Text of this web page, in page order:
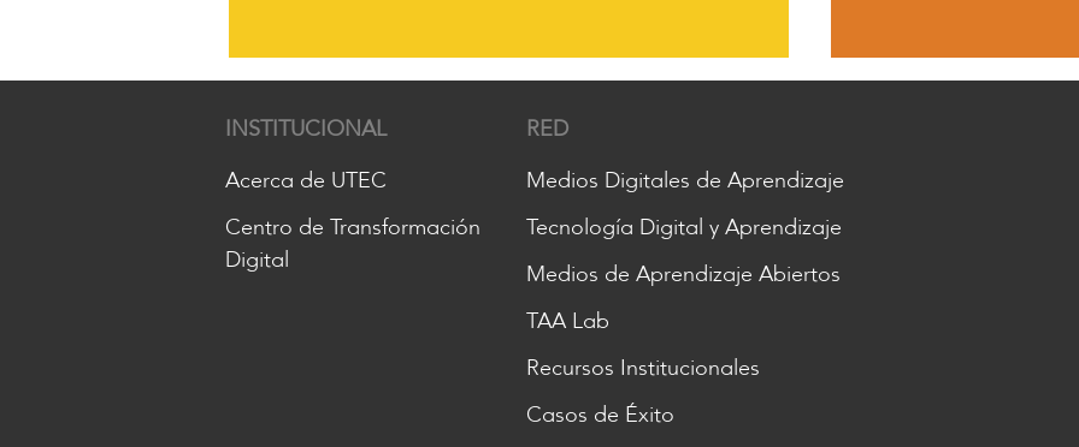
INSTITUCIONAL
Acerca de UTEC
Centro de Transformación
Digital
RED
Medios Digitales de Aprendizaje
Tecnología Digital y Aprendizaje
Medios de Aprendizaje Abiertos
TAA Lab
Recursos Institucionales
Casos de Éxito